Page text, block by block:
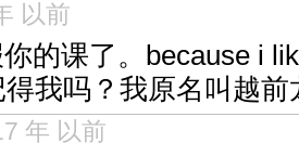
以前
的课了。because i
我吗？我原名叫越前
年 以前